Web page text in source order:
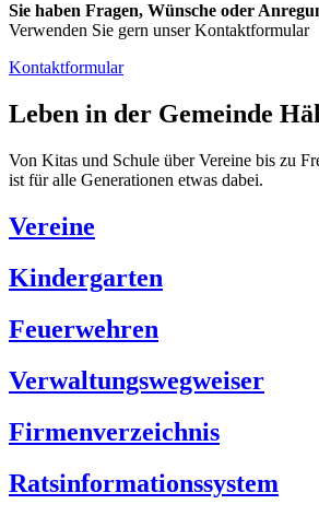
Sie haben Fragen, Wünsche oder
Verwenden Sie gern unser Kontaktformular
Kontaktformular
Leben in der Gemeinde
Von Kitas und Schule über Vereine bis zu
ist für alle Generationen etwas dabei.
Vereine
Kindergarten
Feuerwehren
Verwaltungswegweiser
Firmenverzeichnis
Ratsinformationssystem